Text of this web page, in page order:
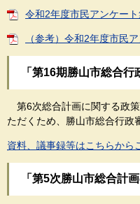
令和2年度市民アンケー
（参考）令和2年度市民
「第16期勝山市総合
第6次総合計画に関する政
ただくため、勝山市総合行政
資料、議事録等はこちらから
「第5次勝山市総合計